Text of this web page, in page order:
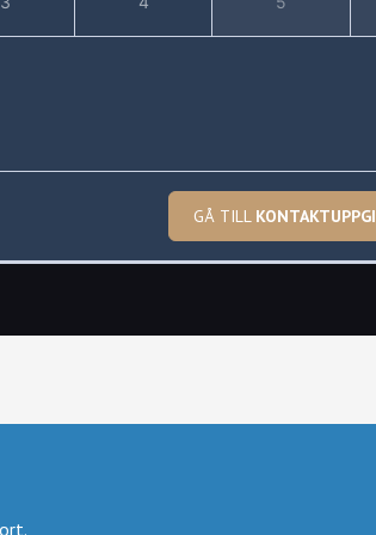
GÅ TILL
Så bra! Har fått smarta tips och de har